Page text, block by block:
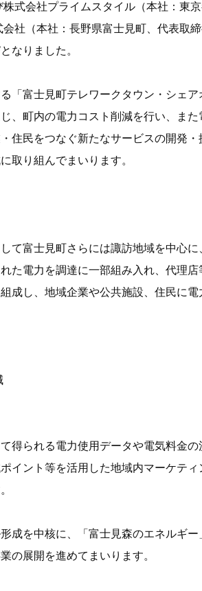
式会社プライムスタイル（本社：東
社（本社：長野県富士見町、代表取締
なりました。
「富士見町テレワークタウン・シェ
、町内の電力コスト削減を行い、また
住民をつなぐ新たなサービスの開発・
取り組んでまいります。
て富士見町さらには諏訪地域を中心
た電力を調達に一部組み入れ、代理
成し、地域企業や公共施設、住民に電
得られる電力使用データや電気料金の
イント等を活用した地域内マーケティ
成を中核に、「富士見森のエネルギ
の展開を進めてまいります。